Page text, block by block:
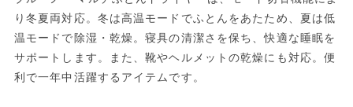
り冬夏両対応。冬は高温モードでふとんをあたため、夏は低
温モードで除湿・乾燥。寝具の清潔さを保ち、快適な睡眠を
サポートします。また、靴やヘルメットの乾燥にも対応。便
利で一年中活躍するアイテムです。